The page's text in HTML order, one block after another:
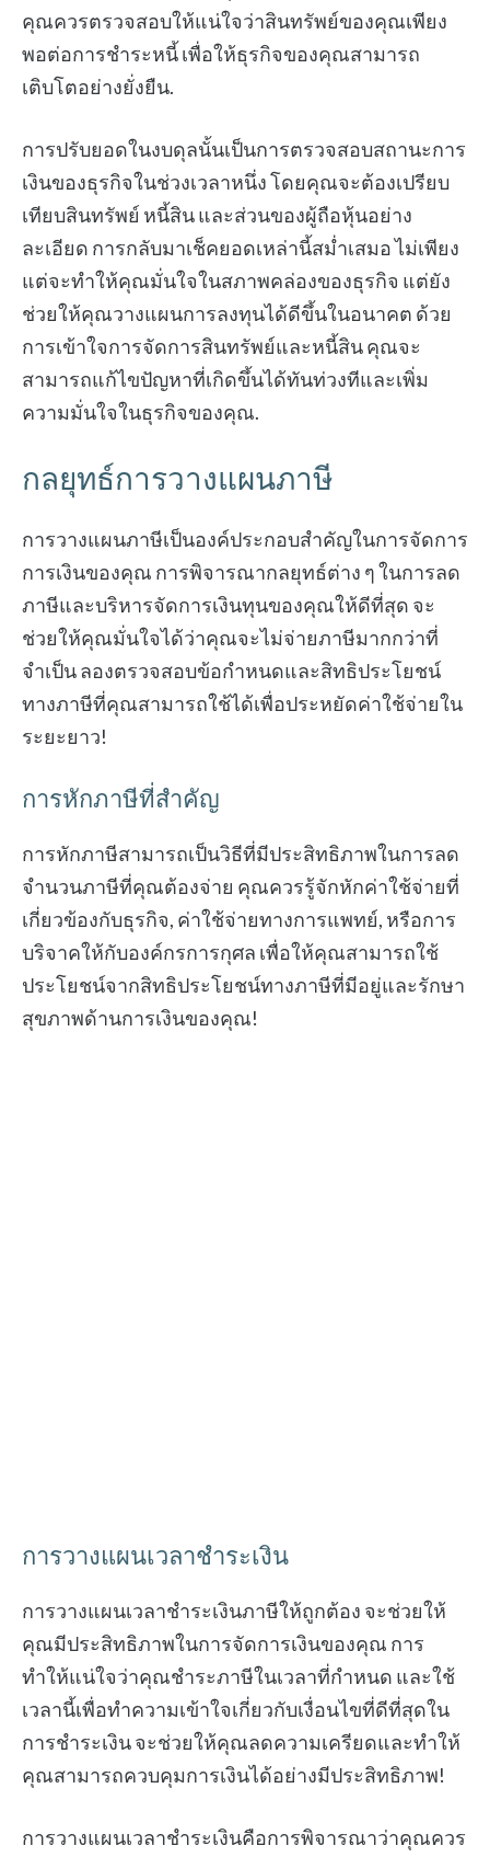
คุณควรตรวจสอบให้แน่ใจว่าสินทรัพย์ของคุณเพียง
พอต่อการชำระหนี้ เพื่อให้ธุรกิจของคุณสามารถ
เติบโตอย่างยั่งยืน.
การปรับยอดในงบดุลนั้นเป็นการตรวจสอบสถานะการ
เงินของธุรกิจในช่วงเวลาหนึ่ง โดยคุณจะต้องเปรียบ
เทียบสินทรัพย์ หนี้สิน และส่วนของผู้ถือหุ้นอย่าง
ละเอียด การกลับมาเช็คยอดเหล่านี้สม่ำเสมอ ไม่เพียง
แต่จะทำให้คุณมั่นใจในสภาพคล่องของธุรกิจ แต่ยัง
ช่วยให้คุณวางแผนการลงทุนได้ดีขึ้นในอนาคต ด้วย
การเข้าใจการจัดการสินทรัพย์และหนี้สิน คุณจะ
สามารถแก้ไขปัญหาที่เกิดขึ้นได้ทันท่วงทีและเพิ่ม
ความมั่นใจในธุรกิจของคุณ.
กลยุทธ์การวางแผนภาษี
การวางแผนภาษีเป็นองค์ประกอบสำคัญในการจัดการ
การเงินของคุณ การพิจารณากลยุทธ์ต่าง ๆ ในการลด
ภาษีและบริหารจัดการเงินทุนของคุณให้ดีที่สุด จะ
ช่วยให้คุณมั่นใจได้ว่าคุณจะไม่จ่ายภาษีมากกว่าที่
จำเป็น ลองตรวจสอบข้อกำหนดและสิทธิประโยชน์
ทางภาษีที่คุณสามารถใช้ได้เพื่อประหยัดค่าใช้จ่ายใน
ระยะยาว!
การหักภาษีที่สำคัญ
การหักภาษีสามารถเป็นวิธีที่มีประสิทธิภาพในการลด
จำนวนภาษีที่คุณต้องจ่าย คุณควรรู้จักหักค่าใช้จ่ายที่
เกี่ยวข้องกับธุรกิจ, ค่าใช้จ่ายทางการแพทย์, หรือการ
บริจาคให้กับองค์กรการกุศล เพื่อให้คุณสามารถใช้
ประโยชน์จากสิทธิประโยชน์ทางภาษีที่มีอยู่และรักษา
สุขภาพด้านการเงินของคุณ!
การวางแผนเวลาชำระเงิน
การวางแผนเวลาชำระเงินภาษีให้ถูกต้อง จะช่วยให้
คุณมีประสิทธิภาพในการจัดการเงินของคุณ การ
ทำให้แน่ใจว่าคุณชำระภาษีในเวลาที่กำหนด และใช้
เวลานี้เพื่อทำความเข้าใจเกี่ยวกับเงื่อนไขที่ดีที่สุดใน
การชำระเงิน จะช่วยให้คุณลดความเครียดและทำให้
คุณสามารถควบคุมการเงินได้อย่างมีประสิทธิภาพ!
การวางแผนเวลาชำระเงินคือการพิจารณาว่าคุณควร